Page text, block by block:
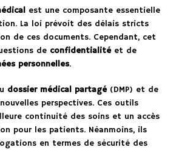
est une composante essentielle
La loi prévoit des délais stricts
de ces documents. Cependant, cet
de confidentialitéet de
personnelles.
dossier médical partagé(DMP) et de
perspectives. Ces outils
continuité des soins et un accès
pour les patients. Néanmoins, ils
en termes de sécurité des